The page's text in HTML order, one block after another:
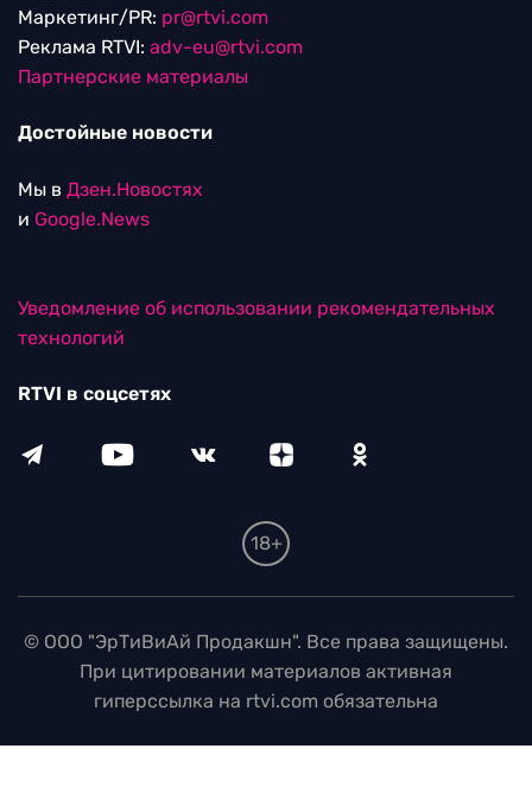
Маркетинг/PR: pr@rtvi.com
Реклама RTVI: adv-eu@rtvi.com
Партнерские материалы
Достойные новости
Мы в Дзен.Новостях
и Google.News
Уведомление об использовании рекомендательных
технологий
RTVI в соцсетях
18+
© ООО "ЭрТиВиАй Продакшн". Все права защищены.
При цитировании материалов активная
гиперссылка на rtvi.com обязательна